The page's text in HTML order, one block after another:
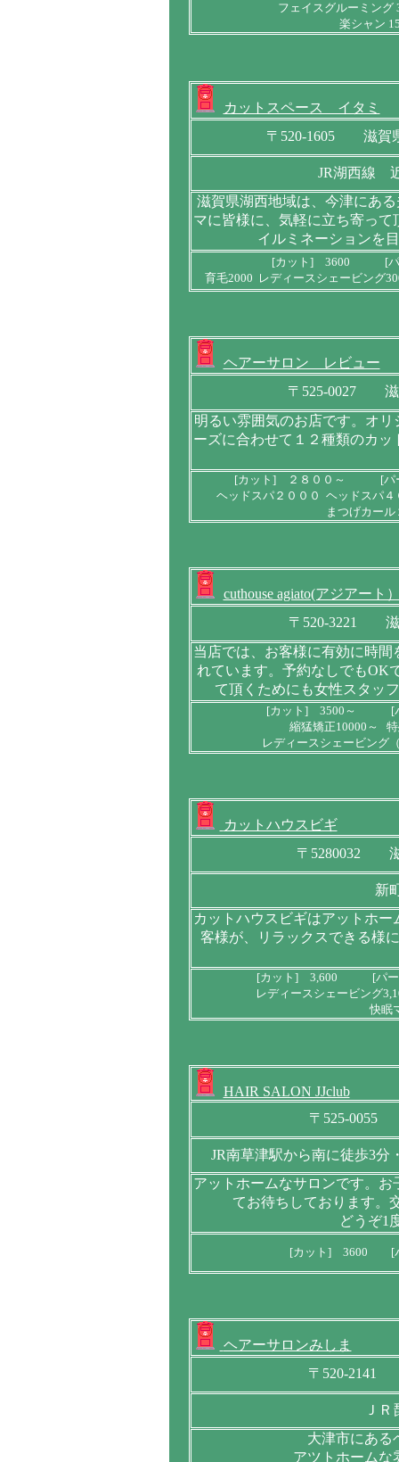
フェイスグルーミング
楽シャン
カットスペース イタミ
〒520-1605 滋賀
JR湖西線
滋賀県湖西地域は、今津にあ
マに皆様に、気軽に立ち寄っ
イルミネーションを
[カット] 3600 [パ
育毛2000 レディースシェービング
ヘアーサロン レビュー
〒525-0027 滋
明るい雰囲気のお店です。オ
ーズに合わせて１２種類のカ
[カット] ２８００～ [パ
ヘッドスパ２０００ ヘッドスパ
まつげカー
cuthouse agiato(アジアート
〒520-3221 滋
当店では、お客様に有効に時
れています。予約なしでもOK
て頂くためにも女性スタッ
[カット] 3500～ [
縮猛矯正10000～
レディースシェービング
カットハウスビギ
〒5280032 滋
新
カットハウスビギはアットホ
客様が、リラックスできる様
[カット] 3,600 [パー
レディースシェービング
快眠
HAIR SALON JJclub
〒525-0055
JR南草津駅から南に徒歩3分
アットホームなサロンです。
てお待ちしております。
どうぞ1
[カット] 3600 [
ヘアーサロンみしま
〒520-2141
Ｊ
大津市にある
アツトホームな